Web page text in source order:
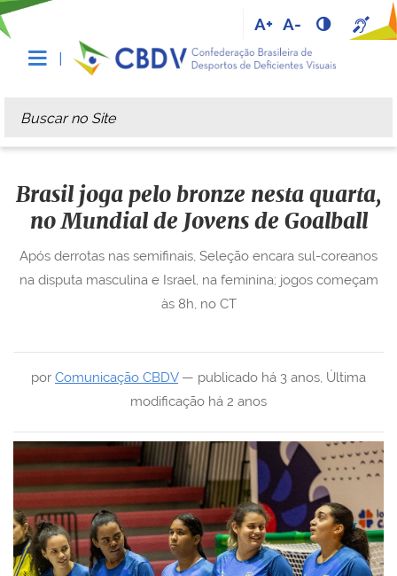
A+ A-
Busca
Busca Avançada…
Brasil joga pelo bronze nesta quarta,
no Mundial de Jovens de Goalball
por Comunicação CBDV— publicado há 3 anos, Última
modificação há 2 anos
Após derrotas nas semifinais, Seleção encara sul-coreanos
na disputa masculina e Israel, na feminina; jogos começam
às 8h, no CT